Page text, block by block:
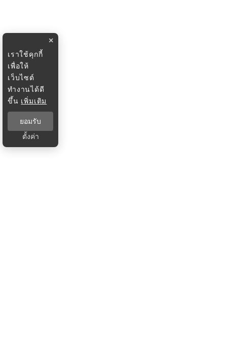
×
เราใช้คุกกี้
เพื่อให้
เว็บไซต์
ทำงานได้ดี
ขึ้น เพิ่มเติม
ยอมรับ
ตั้งค่า